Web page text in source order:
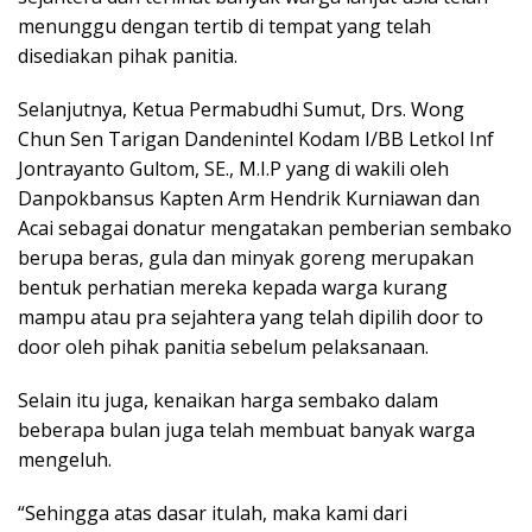
menunggu dengan tertib di tempat yang telah
disediakan pihak panitia.
Selanjutnya, Ketua Permabudhi Sumut, Drs. Wong
Chun Sen Tarigan Dandenintel Kodam I/BB Letkol Inf
Jontrayanto Gultom, SE., M.I.P yang di wakili oleh
Danpokbansus Kapten Arm Hendrik Kurniawan dan
Acai sebagai donatur mengatakan pemberian sembako
berupa beras, gula dan minyak goreng merupakan
bentuk perhatian mereka kepada warga kurang
mampu atau pra sejahtera yang telah dipilih door to
door oleh pihak panitia sebelum pelaksanaan.
Selain itu juga, kenaikan harga sembako dalam
beberapa bulan juga telah membuat banyak warga
mengeluh.
“Sehingga atas dasar itulah, maka kami dari